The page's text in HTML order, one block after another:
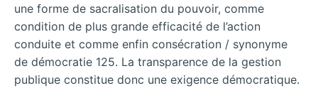
une forme de sacralisation du pouvoir, comme
condition de plus grande efficacité de l’action
conduite et comme enfin consécration / synonyme
de démocratie 125. La transparence de la gestion
publique constitue donc une exigence démocratique.